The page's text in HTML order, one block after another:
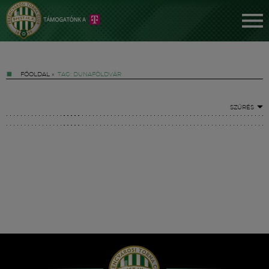
FŐOLDAL » TAG: DUNAFÖLDVÁR
SZŰRÉS
Hírek